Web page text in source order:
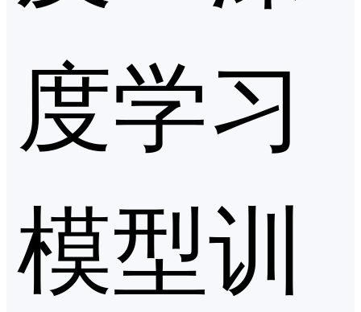
度学习
模型训